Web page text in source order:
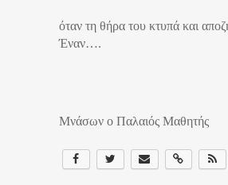
όταν τη θήρα του κτυπά και
Έναν….
Μνάσων ο Παλαιός Μαθητής